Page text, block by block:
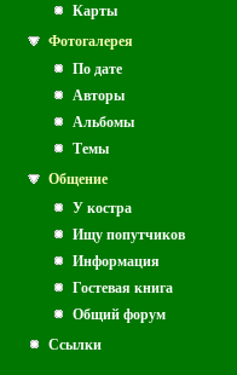
Карты
Фотогалерея
По дате
Авторы
Альбомы
Темы
Общение
У костра
Ищу попутчиков
Информация
Гостевая книга
Общий форум
Ссылки